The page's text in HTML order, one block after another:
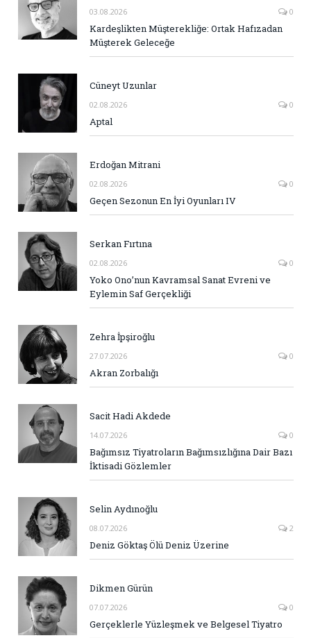
03.08.2026 0
Kardeşlikten Müşterekliğe: Ortak Hafızadan
Müşterek Geleceğe
Cüneyt Uzunlar
02.08.2026 0
Aptal
Erdoğan Mitrani
02.08.2026 0
Geçen Sezonun En İyi Oyunları IV
Serkan Fırtına
02.08.2026 0
Yoko Ono’nun Kavramsal Sanat Evreni ve
Eylemin Saf Gerçekliği
Zehra İpşiroğlu
27.07.2026 0
Akran Zorbalığı
Sacit Hadi Akdede
14.07.2026 0
Bağımsız Tiyatroların Bağımsızlığına Dair Bazı
İktisadi Gözlemler
Selin Aydınoğlu
08.07.2026 2
Deniz Göktaş Ölü Deniz Üzerine
Dikmen Gürün
07.07.2026 0
Gerçeklerle Yüzleşmek ve Belgesel Tiyatro